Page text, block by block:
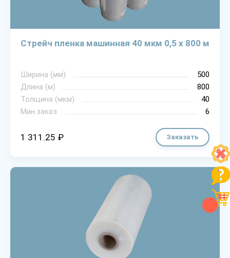
Стрейч пленка машинная 40 мкм 0,5 х 800 м
Ширина (мм)
500
Длина (м)
800
Толщина (мкм)
40
Мин.заказ
6
1 311.25 ₽ Заказать